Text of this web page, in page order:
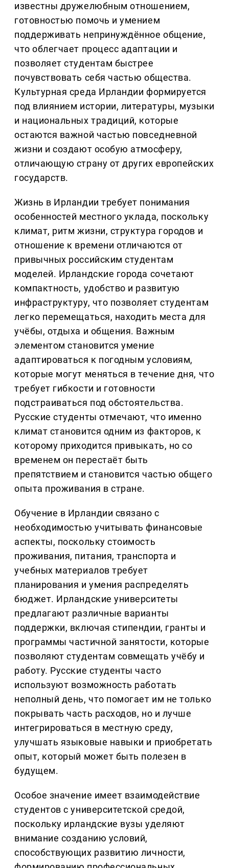
известны дружелюбным отношением,
готовностью помочь и умением
поддерживать непринуждённое общение,
что облегчает процесс адаптации и
позволяет студентам быстрее
почувствовать себя частью общества.
Культурная среда Ирландии формируется
под влиянием истории, литературы, музыки
и национальных традиций, которые
остаются важной частью повседневной
жизни и создают особую атмосферу,
отличающую страну от других европейских
государств.
Жизнь в Ирландии требует понимания
особенностей местного уклада, поскольку
климат, ритм жизни, структура городов и
отношение к времени отличаются от
привычных российским студентам
моделей. Ирландские города сочетают
компактность, удобство и развитую
инфраструктуру, что позволяет студентам
легко перемещаться, находить места для
учёбы, отдыха и общения. Важным
элементом становится умение
адаптироваться к погодным условиям,
которые могут меняться в течение дня, что
требует гибкости и готовности
подстраиваться под обстоятельства.
Русские студенты отмечают, что именно
климат становится одним из факторов, к
которому приходится привыкать, но со
временем он перестаёт быть
препятствием и становится частью общего
опыта проживания в стране.
Обучение в Ирландии связано с
необходимостью учитывать финансовые
аспекты, поскольку стоимость
проживания, питания, транспорта и
учебных материалов требует
планирования и умения распределять
бюджет. Ирландские университеты
предлагают различные варианты
поддержки, включая стипендии, гранты и
программы частичной занятости, которые
позволяют студентам совмещать учёбу и
работу. Русские студенты часто
используют возможность работать
неполный день, что помогает им не только
покрывать часть расходов, но и лучше
интегрироваться в местную среду,
улучшать языковые навыки и приобретать
опыт, который может быть полезен в
будущем.
Особое значение имеет взаимодействие
студентов с университетской средой,
поскольку ирландские вузы уделяют
внимание созданию условий,
способствующих развитию личности,